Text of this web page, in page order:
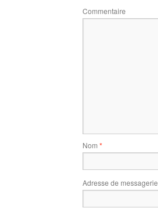
Commentaire
Nom *
Adresse de messagerie